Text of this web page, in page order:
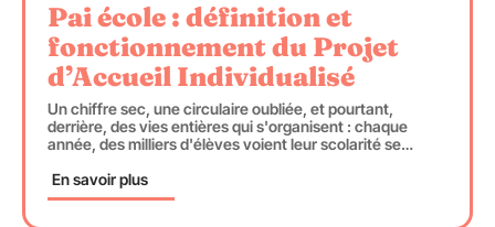
Pai école : définition et
fonctionnement du Projet
d’Accueil Individualisé
Un chiffre sec, une circulaire oubliée, et pourtant,
derrière, des vies entières qui s'organisent : chaque
année, des milliers d'élèves voient leur scolarité se…
En savoir plus